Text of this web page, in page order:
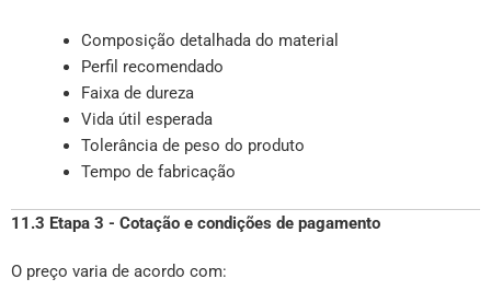
Composição detalhada do material
Perfil recomendado
Faixa de dureza
Vida útil esperada
Tolerância de peso do produto
Tempo de fabricação
11.3 Etapa 3 - Cotação e condições de pagamento
O preço varia de acordo com: